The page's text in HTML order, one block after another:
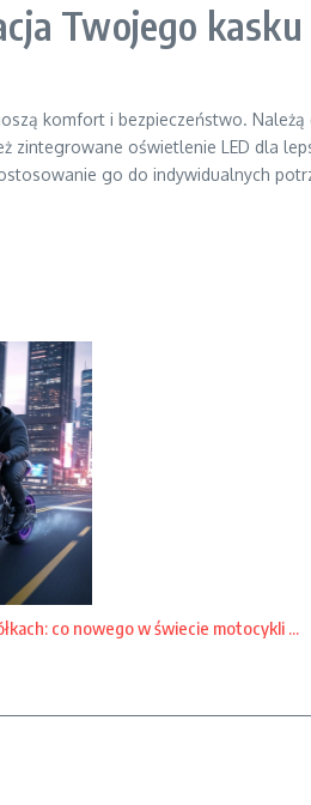
Twojego kasku
komfort i bezpieczeństwo. Należą
zintegrowane oświetlenie LED dla
go do indywidualnych
co nowego w świecie motocykli ...